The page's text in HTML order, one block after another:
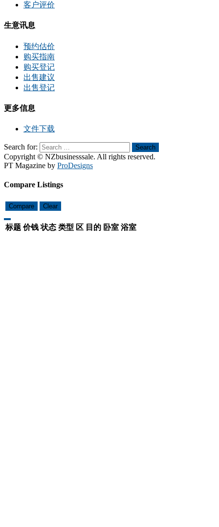
客户评价
生意讯息
预约估价
购买指南
购买登记
出售建议
出售登记
更多信息
文件下载
Search for: Search
Copyright © NZbusinesssale. All rights reserved.
PT Magazine by ProDesigns
Compare Listings
Compare Clear
标题 价钱 状态 类型 区 目的 卧室 浴室